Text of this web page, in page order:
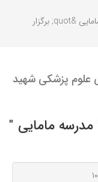
ششمین دوره آموزش مجازی &quot; مدرسه مامایی &quot; برگزار
علوم پزشکی شهید
مامایی "